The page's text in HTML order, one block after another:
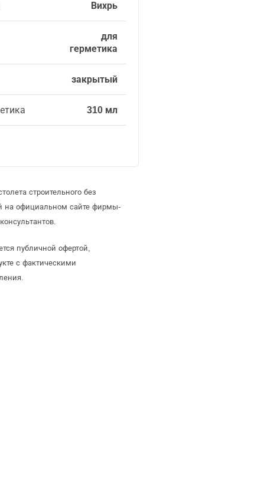
Вихрь
для
герметика
закрытый
310 мл
строительного без
на официальном сайте фирмы-
публичной офертой,
с фактическими